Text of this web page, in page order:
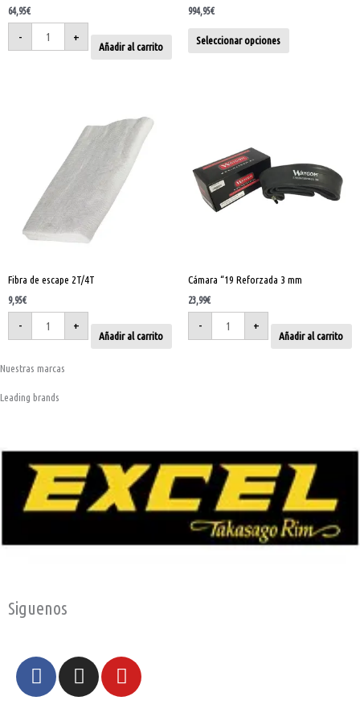
64,95€
- +
Añadir al carrito
994,95€
Seleccionar opciones
de
Fibra de escape 2T/4T
9,95€
- +
Añadir al carrito
Cámara “19 Reforzada 3 mm
23,99€
-
cantidad
+
Añadir al carrito
Nuestras marcas
Leading brands
Siguenos
F
a
I
n
Y
o